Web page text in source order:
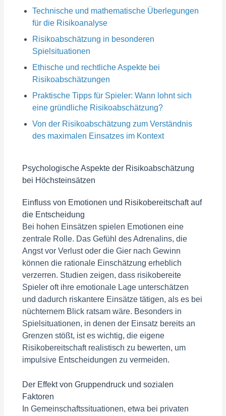
Technische und mathematische Überlegungen
für die Risikoanalyse
Risikoabschätzung in besonderen
Spielsituationen
Ethische und rechtliche Aspekte bei
Risikoabschätzungen
Praktische Tipps für Spieler: Wann lohnt sich
eine gründliche Risikoabschätzung?
Von der Risikoabschätzung zum Verständnis
des maximalen Einsatzes im Kontext
Psychologische Aspekte der Risikoabschätzung
bei Höchsteinsätzen
Einfluss von Emotionen und Risikobereitschaft auf
die Entscheidung
Bei hohen Einsätzen spielen Emotionen eine
zentrale Rolle. Das Gefühl des Adrenalins, die
Angst vor Verlust oder die Gier nach Gewinn
können die rationale Einschätzung erheblich
verzerren. Studien zeigen, dass risikobereite
Spieler oft ihre emotionale Lage unterschätzen
und dadurch riskantere Einsätze tätigen, als es bei
nüchternem Blick ratsam wäre. Besonders in
Spielsituationen, in denen der Einsatz bereits an
Grenzen stößt, ist es wichtig, die eigene
Risikobereitschaft realistisch zu bewerten, um
impulsive Entscheidungen zu vermeiden.
Der Effekt von Gruppendruck und sozialen
Faktoren
In Gemeinschaftssituationen, etwa bei privaten